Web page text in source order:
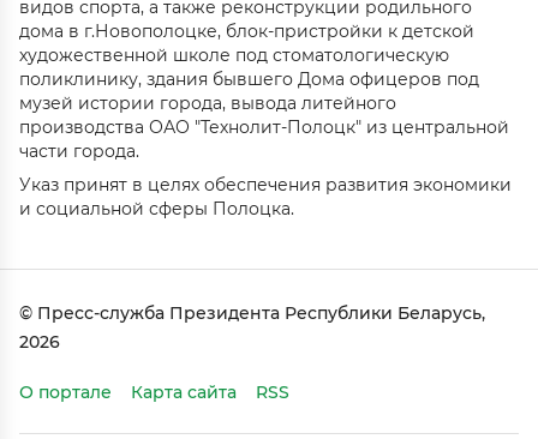
видов спорта, а также реконструкции родильного
дома в г.Новополоцке, блок-пристройки к детской
художественной школе под стоматологическую
поликлинику, здания бывшего Дома офицеров под
музей истории города, вывода литейного
производства ОАО "Технолит-Полоцк" из центральной
части города.
Указ принят в целях обеспечения развития экономики
и социальной сферы Полоцка.
© Пресс-служба Президента Республики Беларусь,
2026
О портале Карта сайта RSS